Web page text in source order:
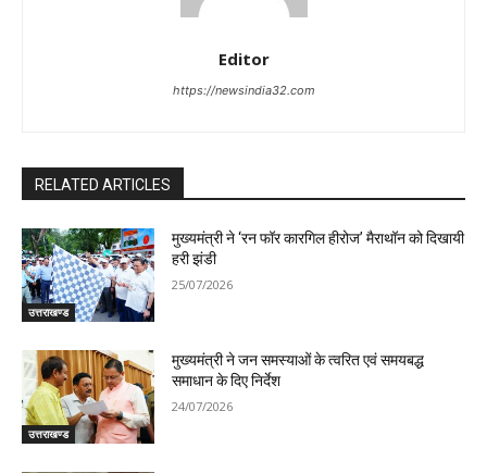
Editor
https://newsindia32.com
RELATED ARTICLES
उत्तराखण्ड
मुख्यमंत्री ने ‘रन फॉर कारगिल हीरोज’ मैराथॉन को दिखायी
हरी झंडी
25/07/2026
उत्तराखण्ड
मुख्यमंत्री ने जन समस्याओं के त्वरित एवं समयबद्ध
समाधान के दिए निर्देश
24/07/2026